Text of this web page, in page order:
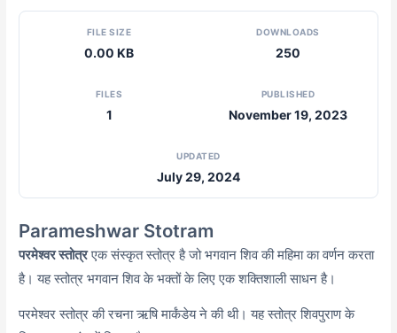
FILE SIZE
0.00 KB
DOWNLOADS
250
FILES
1
PUBLISHED
November 19, 2023
UPDATED
July 29, 2024
Parameshwar Stotram
परमेश्वर स्तोत्रएक संस्कृत स्तोत्र है जो भगवान शिव की महिमा का वर्णन करता
है। यह स्तोत्र भगवान शिव के भक्तों के लिए एक शक्तिशाली साधन है।
परमेश्वर स्तोत्र की रचना ऋषि मार्कंडेय ने की थी। यह स्तोत्र शिवपुराण के